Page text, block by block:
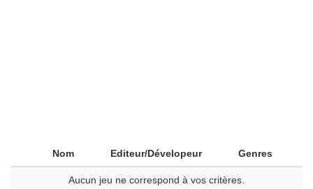
Nom Editeur/Dévelopeur Genres
Aucun jeu ne correspond à vos critères.